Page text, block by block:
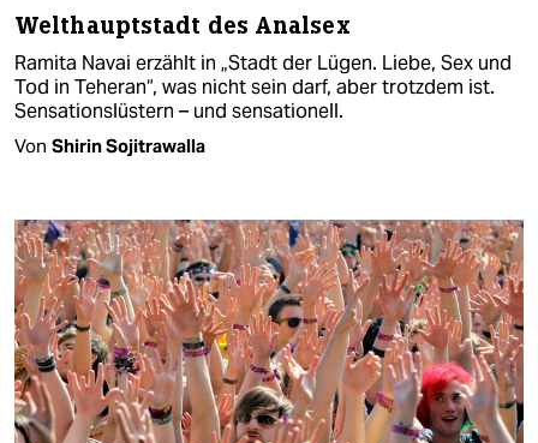
Welthauptstadt des Analsex
Ramita Navai erzählt in „Stadt der Lügen. Liebe, Sex und
Tod in Teheran“, was nicht sein darf, aber trotzdem ist.
Sensationslüstern – und sensationell.
Von Shirin Sojitrawalla